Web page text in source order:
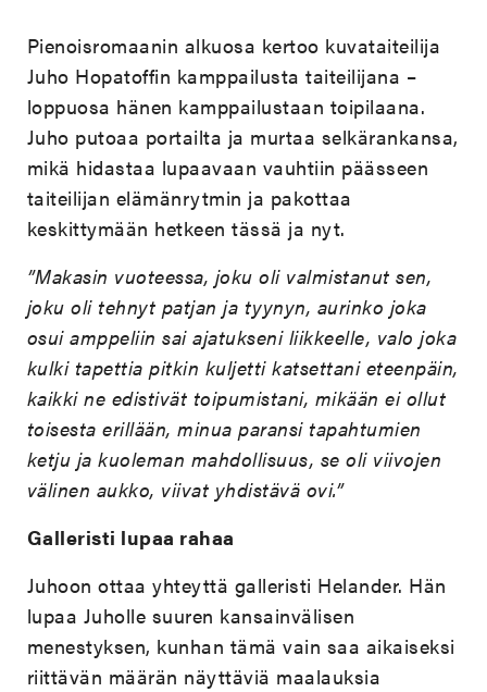
Pienoisromaanin alkuosa kertoo kuvataiteilija
Juho Hopatoffin kamppailusta taiteilijana –
loppuosa hänen kamppailustaan toipilaana.
Juho putoaa portailta ja murtaa selkärankansa,
mikä hidastaa lupaavaan vauhtiin päässeen
taiteilijan elämänrytmin ja pakottaa
keskittymään hetkeen tässä ja nyt.
”Makasin vuoteessa, joku oli valmistanut sen,
joku oli tehnyt patjan ja tyynyn, aurinko joka
osui amppeliin sai ajatukseni liikkeelle, valo joka
kulki tapettia pitkin kuljetti katsettani eteenpäin,
kaikki ne edistivät toipumistani, mikään ei ollut
toisesta erillään, minua paransi tapahtumien
ketju ja kuoleman mahdollisuus, se oli viivojen
välinen aukko, viivat yhdistävä ovi.”
Galleristi lupaa rahaa
Juhoon ottaa yhteyttä galleristi Helander. Hän
lupaa Juholle suuren kansainvälisen
menestyksen, kunhan tämä vain saa aikaiseksi
riittävän määrän näyttäviä maalauksia